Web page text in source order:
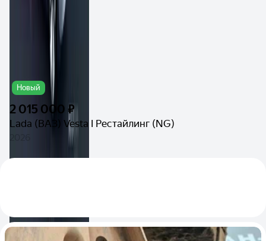
Новый
2 015 000 ₽
Lada (ВАЗ) Vesta I Рестайлинг (NG)